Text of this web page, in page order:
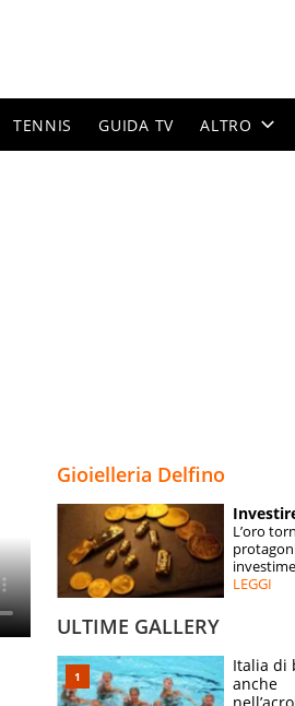
TENNIS GUIDA TV ALTRO
SPECIALI
ESPERTI
Gioielleria Delfino
L’oro
LEGGI
ULTIME GALLERY
Italia di
anche